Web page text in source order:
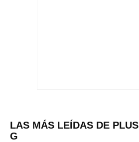
LAS MÁS LEÍDAS DE PLUS
G